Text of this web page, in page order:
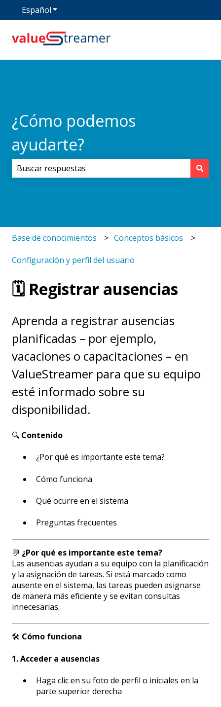
EspañolTraducciones de Mostrar submenú de
¿Cómo podemos
ayudarte?
Base de conocimientos Conceptos básicos
Configuración y perfil del usuario
🗓️ Registrar ausencias
Aprenda a registrar ausencias
planificadas – por ejemplo,
vacaciones o capacitaciones – en
ValueStreamer para que su equipo
esté informado sobre su
disponibilidad.
🔍 Contenido
¿Por qué es importante este tema?
Cómo funciona
Qué ocurre en el sistema
Preguntas frecuentes
💬 ¿Por qué es importante este tema?
Las ausencias ayudan a su equipo con la planificación
y la asignación de tareas. Si está marcado como
ausente en el sistema, las tareas pueden asignarse
de manera más eficiente y se evitan consultas
innecesarias.
🛠️ Cómo funciona
1. Acceder a ausencias
Haga clic en su foto de perfil o iniciales en la
parte superior derecha